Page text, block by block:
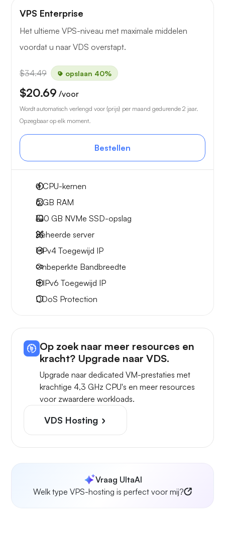
VPS Enterprise
Het ultieme VPS-niveau met maximale middelen
voordat u naar VDS overstapt.
$34.49 opslaan 40%
$20.69 /voor
Wordt automatisch verlengd voor {prijs} per maand gedurende 2 jaar.
Opzegbaar op elk moment.
Bestellen
4CPU-kernen
6 GB RAM
100 GB NVMe SSD-opslag
Beheerde server
1 IPv4 Toegewijd IP
Onbeperkte Bandbreedte
8 IPv6 Toegewijd IP
DDoS Protection
Op zoek naar meer resources en
kracht? Upgrade naar VDS.
Upgrade naar dedicated VM-prestaties met
krachtige 4,3 GHz CPU's en meer resources
voor zwaardere workloads.
VDS Hosting
Vraag UltaAI
Welk type VPS-hosting is perfect voor mij?